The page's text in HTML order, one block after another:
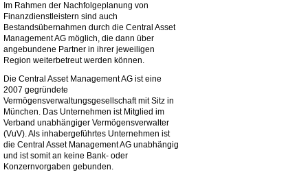
Im Rahmen der Nachfolgeplanung von
Finanzdienstleistern sind auch
Bestandsübernahmen durch die Central Asset
Management AG möglich, die dann über
angebundene Partner in ihrer jeweiligen
Region weiterbetreut werden können.
Die Central Asset Management AG ist eine
2007 gegründete
Vermögensverwaltungsgesellschaft mit Sitz in
München. Das Unternehmen ist Mitglied im
Verband unabhängiger Vermögensverwalter
(VuV). Als inhabergeführtes Unternehmen ist
die Central Asset Management AG unabhängig
und ist somit an keine Bank- oder
Konzernvorgaben gebunden.